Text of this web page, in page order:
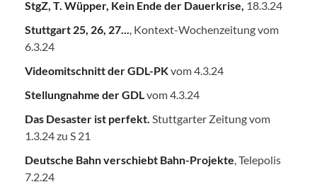
StgZ, T. Wüpper, Kein Ende der Dauerkrise, 18.3.24
Stuttgart 25, 26, 27...
, Kontext-Wochenzeitung vom
6.3.24
Videomitschnitt der GDL-PKvom 4.3.24
Stellungnahme der GDL vom 4.3.24
Das Desaster ist perfekt. Stuttgarter Zeitung vom
1.3.24 zu S 21
Deutsche Bahn verschiebt Bahn-Projekte , Telepolis
7.2.24